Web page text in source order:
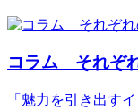
コラム それぞ
「魅力を引き出す